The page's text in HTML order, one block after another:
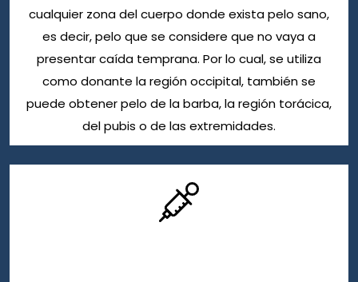
cualquier zona del cuerpo donde exista pelo sano,
es decir, pelo que se considere que no vaya a
presentar caída temprana. Por lo cual, se utiliza
como donante la región occipital, también se
puede obtener pelo de la barba, la región torácica,
del pubis o de las extremidades.